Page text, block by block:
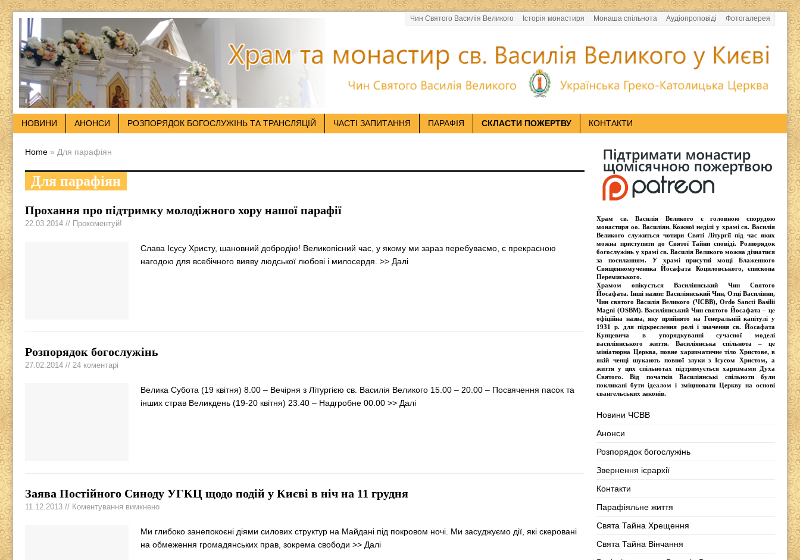
Чин Святого Василія Великого Історія монастиря Монаша спільнота Аудіопроповіді Фотогалерея
НОВИНИ АНОНСИ РОЗПОРЯДОК БОГОСЛУЖІНЬ ТА ТРАНСЛЯЦІЙ ЧАСТІ ЗАПИТАННЯ ПАРАФІЯ СКЛАСТИ ПОЖЕРТВУ КОНТАКТИ
Home » Для парафіян
Для парафіян
Прохання про підтримку молодіжного хору нашої парафії
22.03.2014 // Прокоментуй!
Слава Ісусу Христу, шановний добродію! Великопісний час, у якому ми зараз перебуваємо, є прекрасною
нагодою для всебічного вияву людської любові і милосердя. >> Далі
Розпорядок богослужінь
27.02.2014 // 24 коментарі
Велика Субота (19 квітня) 8.00 – Вечірня з Літургією св. Василія Великого 15.00 – 20.00 – Посвячення пасок та
інших страв Великдень (19-20 квітня) 23.40 – Надгробне 00.00 >> Далі
Заява Постійного Синоду УГКЦ щодо подій у Києві в ніч на 11 грудня
11.12.2013 // Коментування вимкнено
Ми глибоко занепокоєні діями силових структур на Майдані під покровом ночі. Ми засуджуємо дії, які скеровані
на обмеження громадянських прав, зокрема свободи >> Далі
Храм св. Василія Великого є головною спорудою
монастиря оо. Василіян. Кожної неділі у храмі св. Василія
Великого служиться чотири Святі Літургії під час яких
можна приступити до Святої Тайни сповіді. Розпорядок
богослужінь у храмі св. Василія Великого можна дізнатися
за посиланням. У храмі присутнімощі Блаженного
Священномученика Йосафата Коциловського, єпископа
Перемиського.
Храмом опікується Василіянський Чин Святого
Йосафата. Інші назви: Василіянський Чин, Отці Василіяни,
Чин святого Василія Великого (ЧСВВ), Ordо Sancti Basilii
Magni (OSBM). Василіянський Чин святого Йосафата – це
офіційна назва, яку прийнято на Генеральній капітулі у
1931 р. для підкреслення ролі і значення св. Йосафата
Кунцевича в упорядкуванні сучасної моделі
василіянського життя. Василіянська спільнота – це
мініатюрна Церква, повне харизматичне тіло Христове, в
якій ченці шукають повної злуки з Iсусом Христом, а
життя у цих спільнотах підтримується харизмами Духа
Святого. Від початків Василіянські спільноти були
покликані бути ідеалом і зміцнювати Церкву на основі
євангельських законів.
Новини ЧСВВ
Анонси
Розпорядок богослужінь
Звернення ієрархії
Контакти
Парафіяльне життя
Свята Тайна Хрещення
Свята Тайна Вінчання